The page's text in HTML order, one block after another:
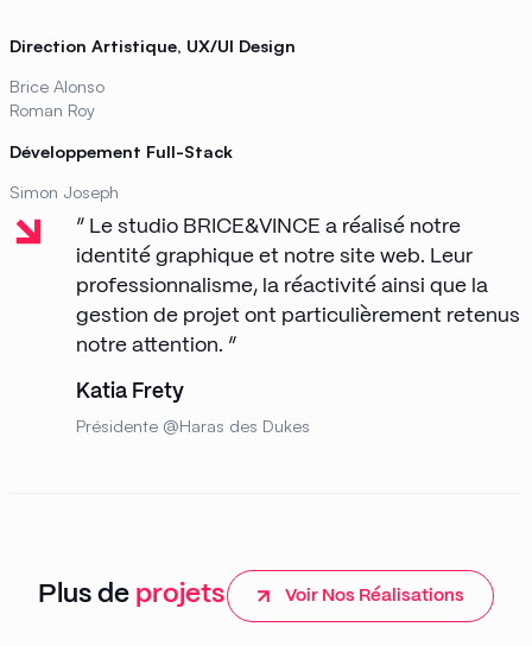
Direction Artistique, UX/UI Design
Brice Alonso
Roman Roy
Développement Full-Stack
Simon Joseph
” Le studio BRICE&VINCE a réalisé notre
identité graphique et notre site web. Leur
professionnalisme, la réactivité ainsi que la
gestion de projet ont particulièrement retenus
notre attention. ”
Katia Frety
Présidente @Haras des Dukes
Plus de projets Voir Nos Réalisations